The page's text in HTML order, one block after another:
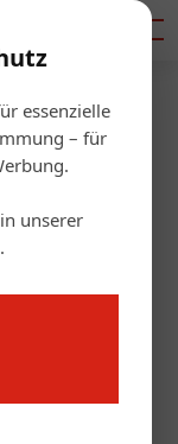
essenzielle
– für
unserer
.
ist
2026“
doch am Ende